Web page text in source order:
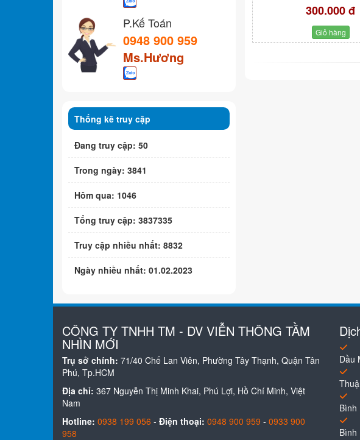
300.000 đ
Giỏ hàng
P.Kế Toán
0948 900 959
Ms.Hương
Thống kê truy cập
Đang truy cập: 50
Trong ngày: 3841
Hôm qua: 1046
Tổng truy cập: 3837335
Truy cập nhiều nhất: 8832
Ngày nhiều nhất: 01.02.2023
CÔNG TY TNHH TM - DV VIỄN THÔNG TẦM
NHÌN MỚI
Trụ sở chính: 71/40 Chế Lan Viên, Phường Tây Thạnh, Quận Tân
Phú, Tp.HCM
Địa chỉ: 367 Nguyễn Thị Minh Khai, Phú Lợi, Hồ Chí Minh, Việt
Nam
Hotline: 0938 199 056 - Điện thoại: 0948 900 959 - 0933 900
958
Dầu
Bình
Bình